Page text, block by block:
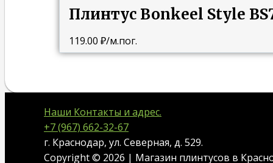
Плинтус Bonkeel Style
119.00 ₽/м.пог.
Наши Контакты и адрес.
+7 (967) 662-32-67
г. Краснодар, ул. Северная, д. 529.
Copyright © 2026 | Магазин плинтусов в